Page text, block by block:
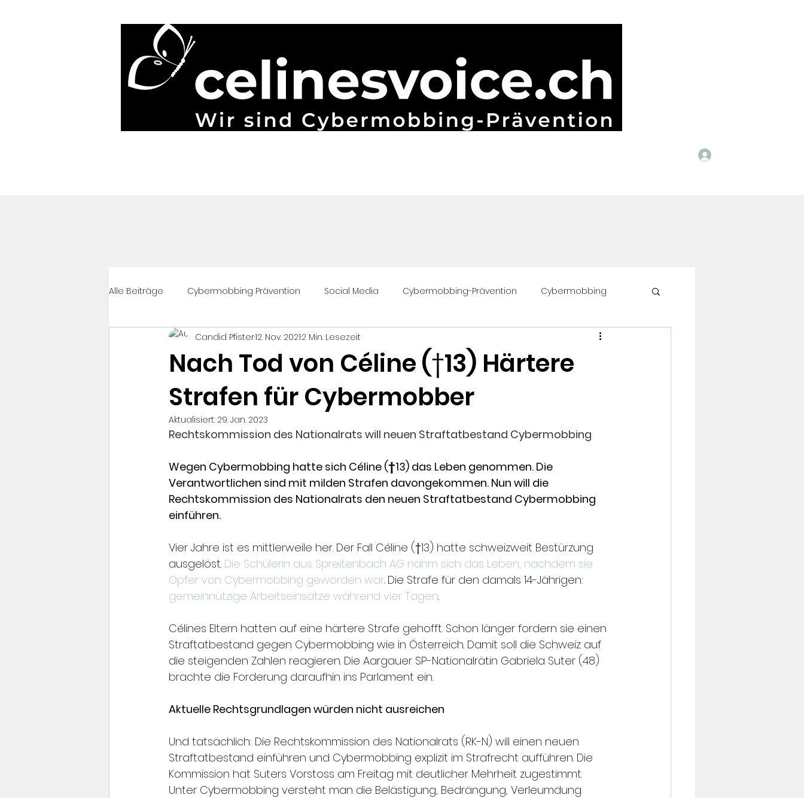
Alle Beiträge Cybermobbing Prävention Social Media Cybermobbing-Prävention Cybermobbing
#célinesvoice Cybermobbingfall Céline Céline Yeraz Workshop #célinesvoice
PrixCourage Cybermobbinggesetz Nimo 🤍 🖤🖤🦋
Nach Tod von Céline (†13) Härtere
Strafen für Cybermobber
Candid Pfister12. Nov. 20212 Min. Lesezeit
Aktualisiert: 29. Jan. 2023
Rechtskommission des Nationalrats will neuen Straftatbestand Cybermobbing
Wegen Cybermobbing hatte sich Céline (†13) das Leben genommen. Die
Verantwortlichen sind mit milden Strafen davongekommen. Nun will die
Rechtskommission des Nationalrats den neuen Straftatbestand Cybermobbing
einführen.
Vier Jahre ist es mittlerweile her. Der Fall Céline (†13) hatte schweizweit Bestürzung
ausgelöst. Die Schülerin aus Spreitenbach AG nahm sich das Leben, nachdem sie
Opfer von Cybermobbing geworden war. Die Strafe für den damals 14-Jährigen:
gemeinnützige Arbeitseinsätze während vier Tagen.
Célines Eltern hatten auf eine härtere Strafe gehofft. Schon länger fordern sie einen
Straftatbestand gegen Cybermobbing wie in Österreich. Damit soll die Schweiz auf
die steigenden Zahlen reagieren. Die Aargauer SP-Nationalrätin Gabriela Suter (48)
brachte die Forderung daraufhin ins Parlament ein.
Aktuelle Rechtsgrundlagen würden nicht ausreichen
Und tatsächlich: Die Rechtskommission des Nationalrats (RK-N) will einen neuen
Straftatbestand einführen und Cybermobbing explizit im Strafrecht aufführen. Die
Kommission hat Suters Vorstoss am Freitag mit deutlicher Mehrheit zugestimmt.
Unter Cybermobbing versteht man die Belästigung, Bedrängung, Verleumdung